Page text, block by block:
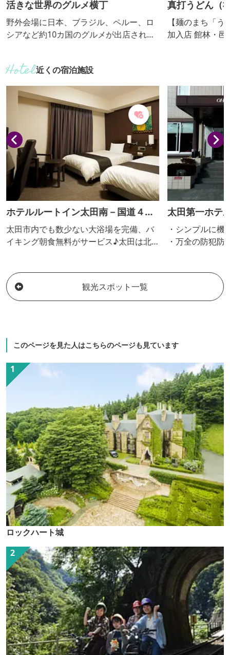
活きな世界のグルメ横丁
野外会場に日本、ブラジル、ペルー、ロ
シアなど約10カ国のグルメが出店され、
も様々な国の方々で賑わっていますの
で、多文化を感じること間違いなしで
す！
真打うどん
のぞみ）
【麺のまち「
加入店 館林・邑楽地域で生産された小麦
話・FAXで２日
す。
近くの宿泊施設
ホテルルートイン太田南－国道４０
７号－
太田市内でも数少ない大浴場を完備、バ
イキング朝食無料がサービス♪太田は北
多く点在。太田へお越しの際は、是非当
ホテルへ ■バイキング朝食 営業時間
6:30～9:00 ■夕食『花々亭』 営業時
太田第一ホテ
・シンプルに
・万全の防犯
ドなベッド＆
観光スポット一覧
このページを見た人はこちらのページも見ています
ロックハート城